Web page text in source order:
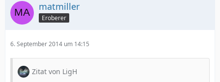
matmiller
Eroberer
6. September 2014 um 14:15
Zitat von LigH